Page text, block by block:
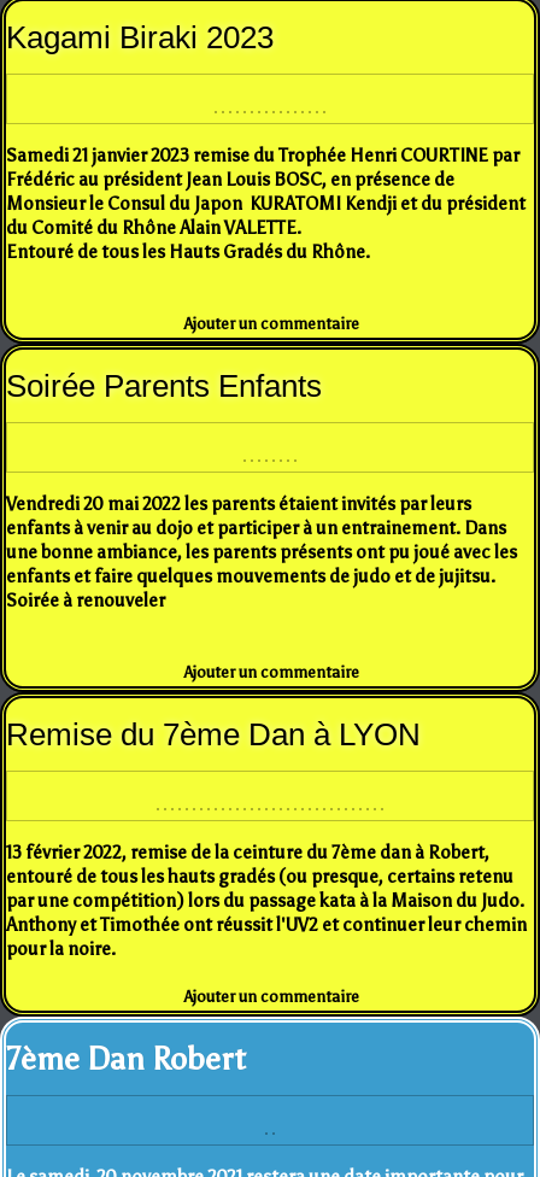
Kagami Biraki 2023
Samedi 21 janvier 2023 remise du Trophée Henri COURTINE par
Frédéric au président Jean Louis BOSC, en présence de
Monsieur le Consul du Japon KURATOMI Kendji et du président
du Comité du Rhône Alain VALETTE.
Entouré de tous les Hauts Gradés du Rhône.
Ajouter un commentaire
Soirée Parents Enfants
Vendredi 20 mai 2022 les parents étaient invités par leurs
enfants à venir au dojo et participer à un entrainement. Dans
une bonne ambiance, les parents présents ont pu joué avec les
enfants et faire quelques mouvements de judo et de jujitsu.
Soirée à renouveler
Ajouter un commentaire
Remise du 7ème Dan à LYON
13 février 2022, remise de la ceinture du 7ème dan à Robert,
entouré de tous les hauts gradés (ou presque, certains retenu
par une compétition) lors du passage kata à la Maison du Judo.
Anthony et Timothée ont réussit l'UV2 et continuer leur chemin
pour la noire.
Ajouter un commentaire
7ème Dan Robert